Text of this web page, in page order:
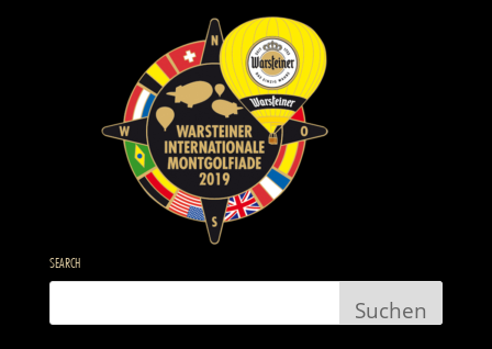
SEARCH